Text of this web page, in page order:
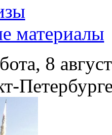
материалы
8